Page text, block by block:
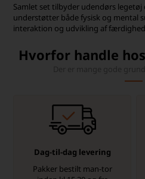
Samlet set tilbyder udendørs
understøtter både fysisk og mental
interaktion og udvikling af
Hvorfor handle
Dag-til-dag levering
Pakker bestilt man-tor